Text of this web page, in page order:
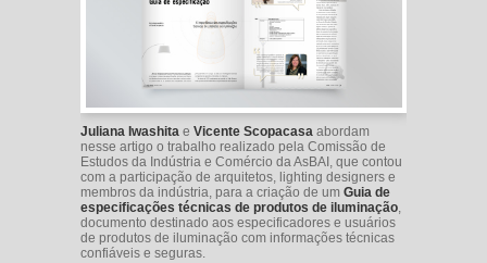
Juliana Iwashita e Vicente Scopacasa abordam
nesse artigo o trabalho realizado pela Comissão de
Estudos da Indústria e Comércio da AsBAI, que contou
com a participação de arquitetos, lighting designers e
membros da indústria, para a criação de um Guia de
especificações técnicas de produtos de iluminação,
documento destinado aos especificadores e usuários
de produtos de iluminação com informações técnicas
confiáveis e seguras.